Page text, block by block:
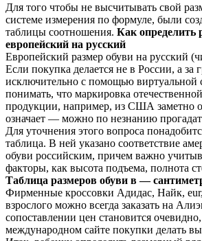
Для того чтобы не высчитывать свой
системе измерения по формуле, были
таблицы соотношения. Как определить
европейский на русский
Европейский размер обуви на русский
Если покупка делается не в России, а за
исключительно с помощью виртуальной
понимать, что маркировка
продукции, например, из США заметно
означает — можно по незнанию
Для уточнения этого вопроса
таблица. В ней указано соответствие
обуви российским, причем важно
факторы, как высота подъема, полнота
Таблица размеров обуви в —
Фирменные кроссовки Адидас, Найк,
взрослого можно всегда заказать на
сопоставлении цен становится
международном сайте покупки делать